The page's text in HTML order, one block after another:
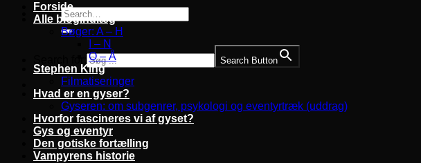
Search Button
Forside
Alle blogindlæg
Bøger: A – H
I – N
O – Å
Stephen King
Filmatiseringer
Hvad er en gyser?
Gyseren: om subgenrer, psykologi og eventyrtræk (uddrag)
Hvorfor fascineres vi af gyset?
Gys og eventyr
Den gotiske fortælling
Vampyrens historie